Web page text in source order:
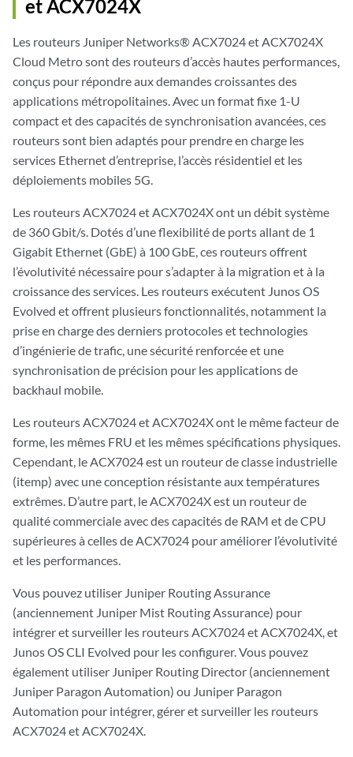
et ACX7024X
Les routeurs Juniper Networks® ACX7024et ACX7024X
Cloud Metro sont des routeurs d’accès hautes performances,
conçus pour répondre aux demandes croissantes des
applications métropolitaines. Avec un format fixe 1-U
compact et des capacités de synchronisation avancées, ces
routeurs sont bien adaptés pour prendre en charge les
services Ethernet d’entreprise, l’accès résidentiel et les
déploiements mobiles 5G.
Les routeurs ACX7024et ACX7024Xont un débit système
de 360 Gbit/s. Dotés d’une flexibilité de ports allant de 1
Gigabit Ethernet (GbE) à 100 GbE, ces routeurs offrent
l’évolutivité nécessaire pour s’adapter à la migration et à la
croissance des services. Les routeurs exécutent Junos OS
Evolved et offrent plusieurs fonctionnalités, notamment la
prise en charge des derniers protocoles et technologies
d’ingénierie de trafic, une sécurité renforcée et une
synchronisation de précision pour les applications de
backhaul mobile.
Les routeurs ACX7024 et ACX7024X ont le même facteur de
forme, les mêmes FRU et les mêmes spécifications physiques.
Cependant, le ACX7024 est un routeur de classe industrielle
(itemp) avec une conception résistante aux températures
extrêmes. D’autre part, le ACX7024X est un routeur de
qualité commerciale avec des capacités de RAM et de CPU
supérieures à celles de ACX7024 pour améliorer l’évolutivité
et les performances.
Vous pouvez utiliser Juniper Routing Assurance
(anciennement Juniper Mist Routing Assurance) pour
intégrer et surveiller les routeurs ACX7024 et ACX7024X, et
Junos OS CLI Evolved pour les configurer. Vous pouvez
également utiliser Juniper Routing Director (anciennement
Juniper Paragon Automation) ou Juniper Paragon
Automation pour intégrer, gérer et surveiller les routeurs
ACX7024 et ACX7024X.